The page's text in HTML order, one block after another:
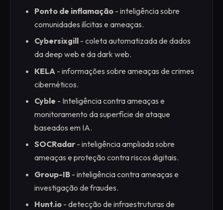
Ponto de inflamação - inteligência sobre
comunidades ilícitas e ameaças.
Cybersixgill - coleta automatizada de dados
da deep web e da dark web.
KELA - informações sobre ameaças de crimes
cibernéticos.
Cyble - Inteligência contra ameaças e
monitoramento da superfície de ataque
baseados em IA.
SOCRadar - inteligência ampliada sobre
ameaças e proteção contra riscos digitais.
Group-IB - inteligência contra ameaças e
investigação de fraudes.
Hunt.io - detecção de infraestruturas de